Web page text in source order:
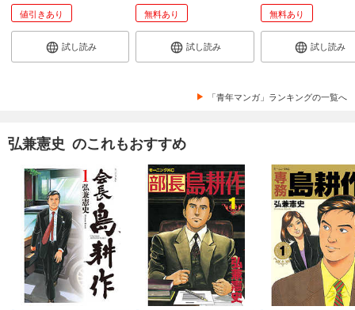
値引きあり
試し読み
無料あり
試し読み
無料あり
試し読み
「青年マンガ」ランキングの一覧へ
弘兼憲史 のこれもおすすめ